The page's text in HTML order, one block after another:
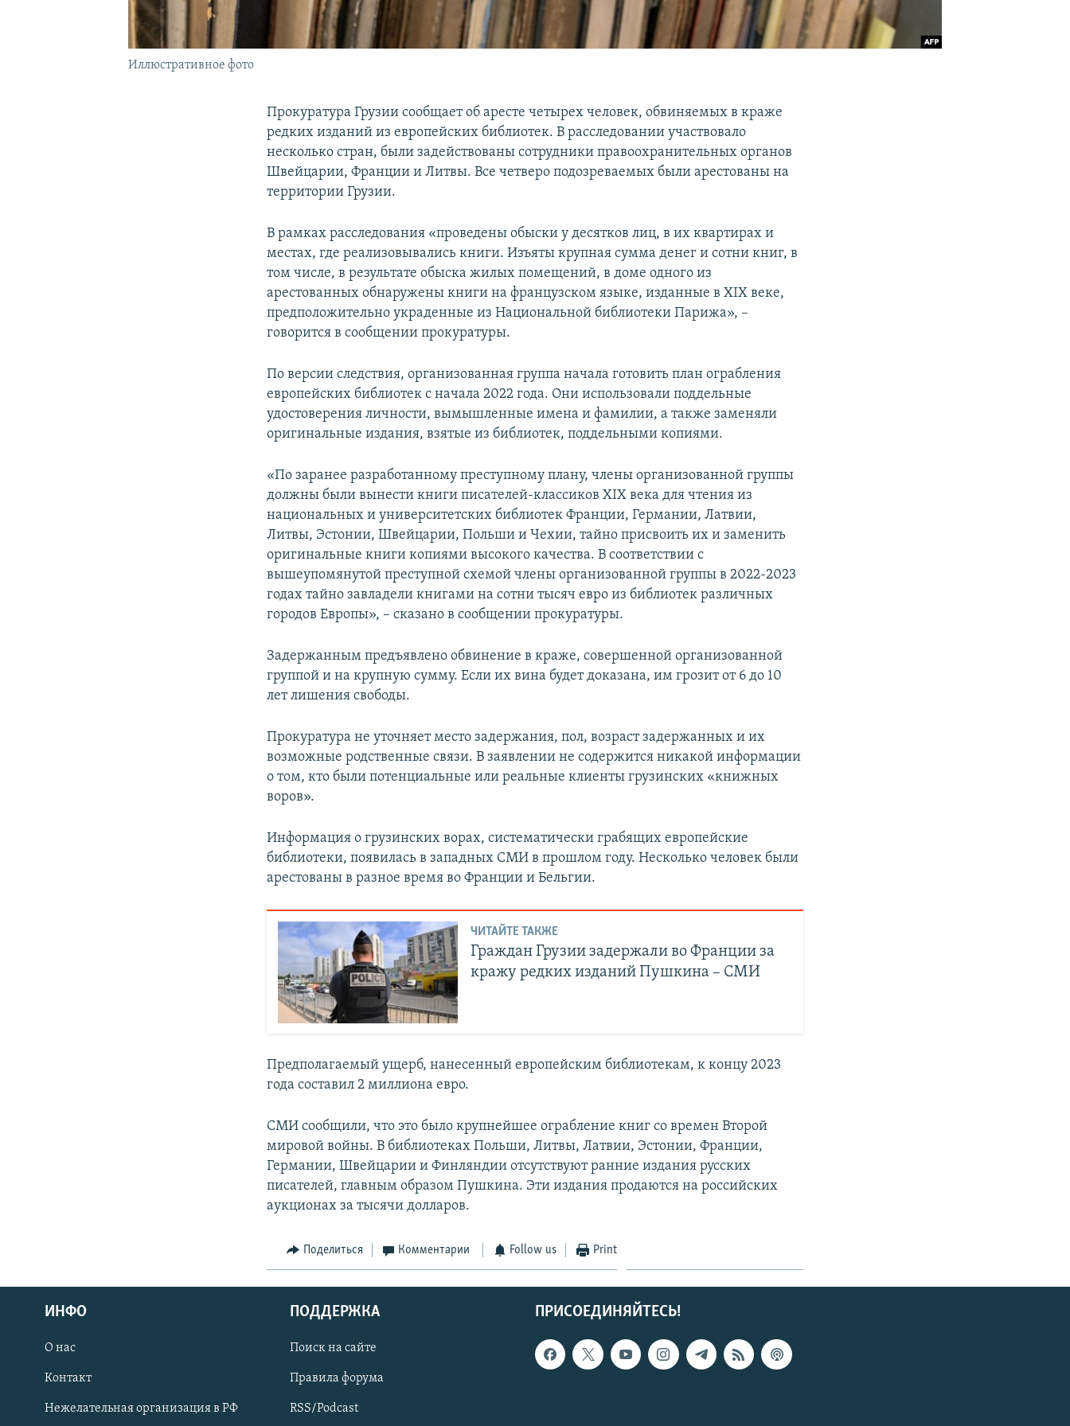
ПРИСОЕДИНЯЙТЕСЬ!
Иллюстративное фото
Прокуратура Грузии сообщает об аресте четырех человек, обвиняемых в краже
редких изданий из европейских библиотек. В расследовании участвовало
несколько стран, были задействованы сотрудники правоохранительных органов
Швейцарии, Франции и Литвы. Все четверо подозреваемых были арестованы на
территории Грузии.
В рамках расследования «проведены обыски у десятков лиц, в их квартирах и
местах, где реализовывались книги. Изъяты крупная сумма денег и сотни книг, в
том числе, в результате обыска жилых помещений, в доме одного из
арестованных обнаружены книги на французском языке, изданные в XIX веке,
предположительно украденные из Национальной библиотеки Парижа», –
говорится в сообщении прокуратуры.
По версии следствия, организованная группа начала готовить план ограбления
европейских библиотек с начала 2022 года. Они использовали поддельные
удостоверения личности, вымышленные имена и фамилии, а также заменяли
оригинальные издания, взятые из библиотек, поддельными копиями.
«По заранее разработанному преступному плану, члены организованной группы
должны были вынести книги писателей-классиков XIX века для чтения из
национальных и университетских библиотек Франции, Германии, Латвии,
Литвы, Эстонии, Швейцарии, Польши и Чехии, тайно присвоить их и заменить
оригинальные книги копиями высокого качества. В соответствии с
вышеупомянутой преступной схемой члены организованной группы в 2022-2023
годах тайно завладели книгами на сотни тысяч евро из библиотек различных
городов Европы», – сказано в сообщении прокуратуры.
Задержанным предъявлено обвинение в краже, совершенной организованной
группой и на крупную сумму. Если их вина будет доказана, им грозит от 6 до 10
лет лишения свободы.
Прокуратура не уточняет место задержания, пол, возраст задержанных и их
возможные родственные связи. В заявлении не содержится никакой информации
о том, кто были потенциальные или реальные клиенты грузинских «книжных
воров».
Информация о грузинских ворах, систематически грабящих европейские
библиотеки, появилась в западных СМИ в прошлом году. Несколько человек были
арестованы в разное время во Франции и Бельгии.
ЧИТАЙТЕ ТАКЖЕ
Граждан Грузии задержали во Франции за
кражу редких изданий Пушкина – СМИ
Предполагаемый ущерб, нанесенный европейским библиотекам, к концу 2023
года составил 2 миллиона евро.
СМИ сообщили, что это было крупнейшее ограбление книг со времен Второй
мировой войны. В библиотеках Польши, Литвы, Латвии, Эстонии, Франции,
Германии, Швейцарии и Финляндии отсутствуют ранние издания русских
писателей, главным образом Пушкина. Эти издания продаются на российских
аукционах за тысячи долларов.
Поделиться Комментарии Follow us Print
ПРИСОЕДИНЯЙТЕСЬ!
ИНФО
О нас
Контакт
Нежелательная организация в РФ
ПОДДЕРЖКА
Поиск на сайте
Правила форума
RSS/Podcast